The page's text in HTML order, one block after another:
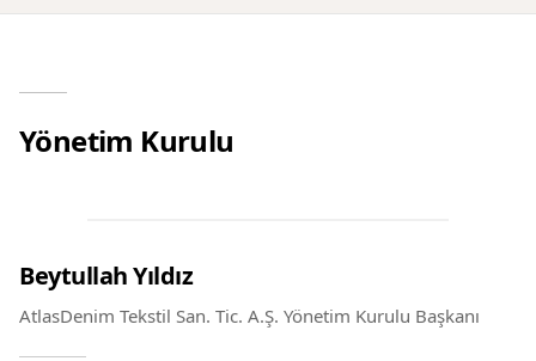
Yönetim Kurulu
Beytullah Yıldız
AtlasDenim Tekstil San. Tic. A.Ş. Yönetim Kurulu Başkanı